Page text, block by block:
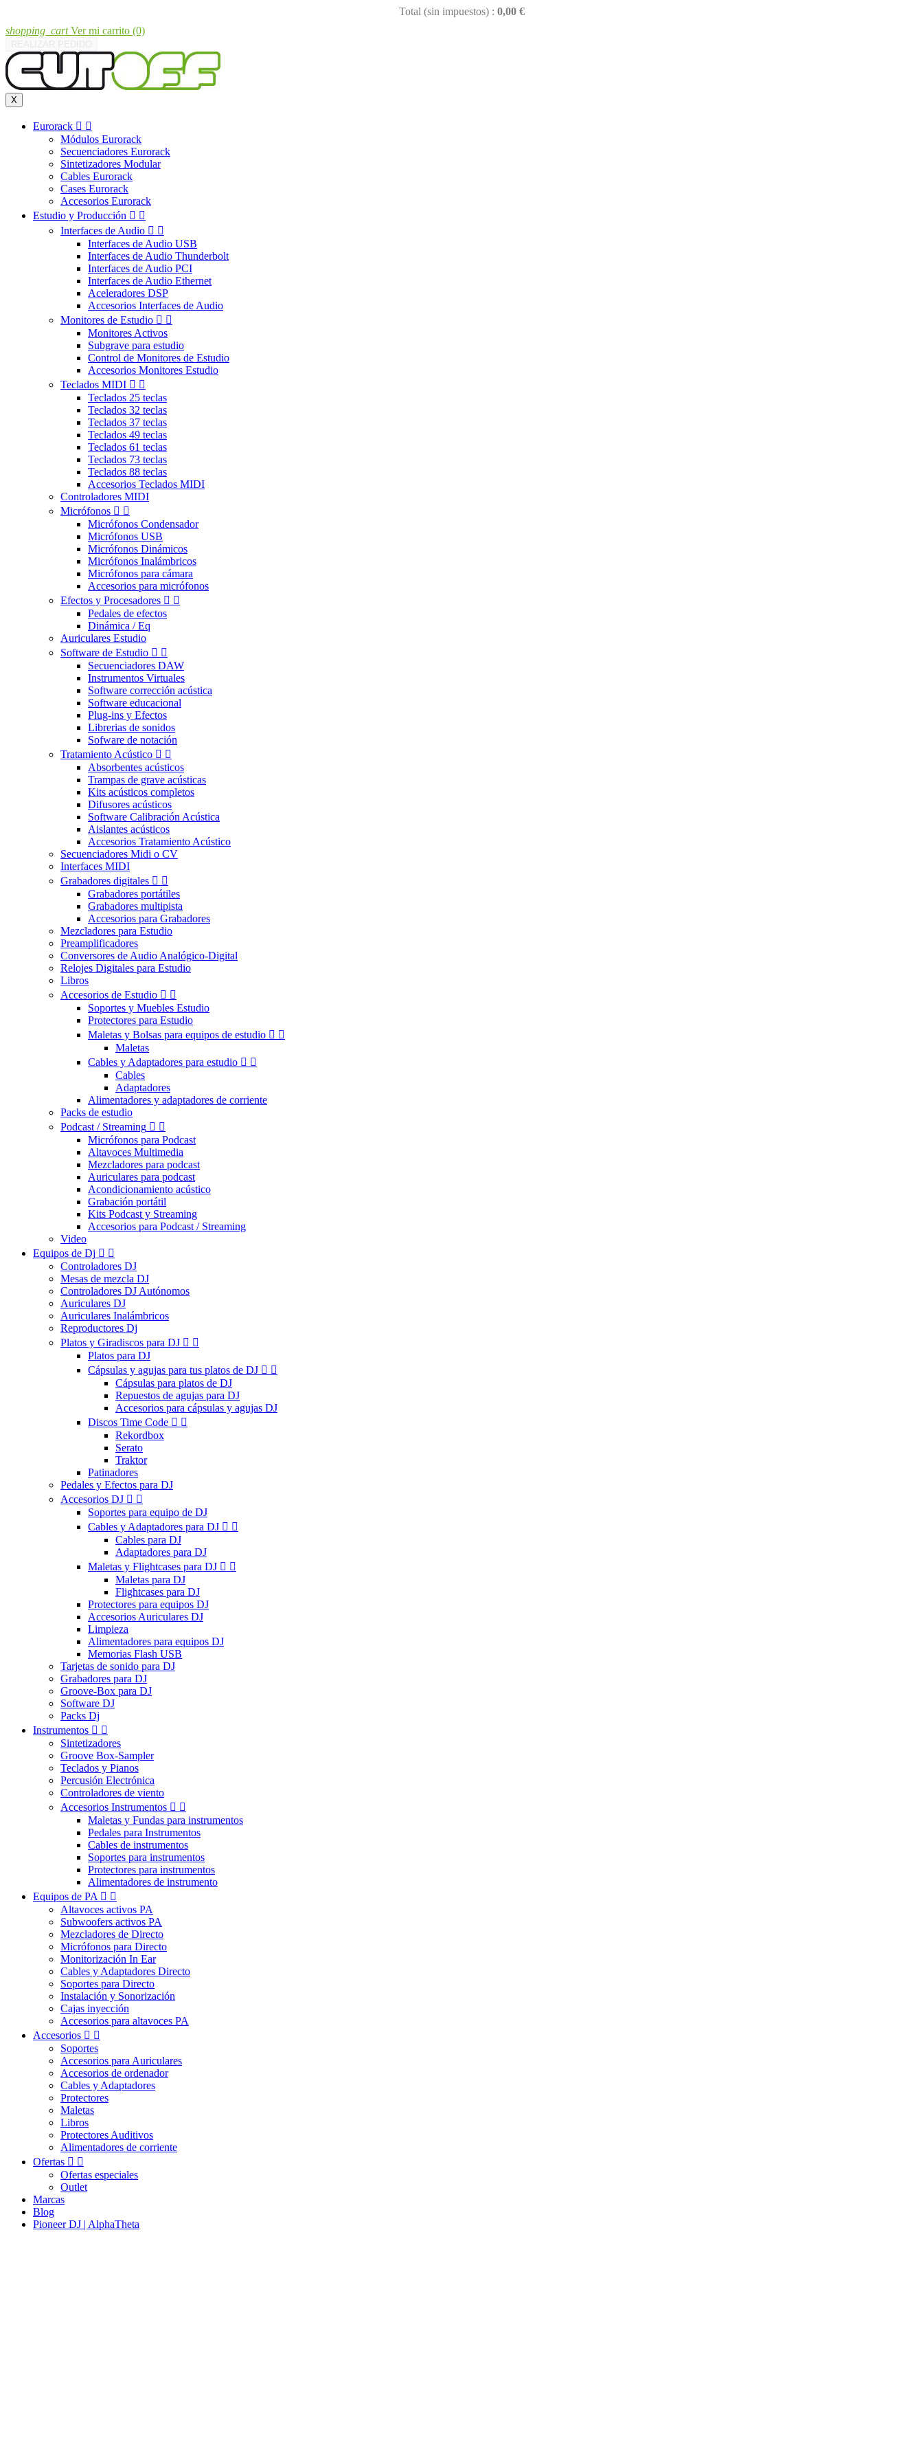
Total (sin impuestos) : 0,00 €
shopping_cart Ver mi carrito (0)
X
Eurorack  
Módulos Eurorack
Secuenciadores Eurorack
Sintetizadores Modular
Cables Eurorack
Cases Eurorack
Accesorios Eurorack
Estudio y Producción  
Interfaces de Audio  
Interfaces de Audio USB
Interfaces de Audio Thunderbolt
Interfaces de Audio PCI
Interfaces de Audio Ethernet
Aceleradores DSP
Accesorios Interfaces de Audio
Monitores de Estudio  
Monitores Activos
Subgrave para estudio
Control de Monitores de Estudio
Accesorios Monitores Estudio
Teclados MIDI  
Teclados 25 teclas
Teclados 32 teclas
Teclados 37 teclas
Teclados 49 teclas
Teclados 61 teclas
Teclados 73 teclas
Teclados 88 teclas
Accesorios Teclados MIDI
Controladores MIDI
Micrófonos  
Micrófonos Condensador
Micrófonos USB
Micrófonos Dinámicos
Micrófonos Inalámbricos
Micrófonos para cámara
Accesorios para micrófonos
Efectos y Procesadores  
Pedales de efectos
Dinámica / Eq
Auriculares Estudio
Software de Estudio  
Secuenciadores DAW
Instrumentos Virtuales
Software corrección acústica
Software educacional
Plug-ins y Efectos
Librerias de sonidos
Sofware de notación
Tratamiento Acústico  
Absorbentes acústicos
Trampas de grave acústicas
Kits acústicos completos
Difusores acústicos
Software Calibración Acústica
Aislantes acústicos
Accesorios Tratamiento Acústico
Secuenciadores Midi o CV
Interfaces MIDI
Grabadores digitales  
Grabadores portátiles
Grabadores multipista
Accesorios para Grabadores
Mezcladores para Estudio
Preamplificadores
Conversores de Audio Analógico-Digital
Relojes Digitales para Estudio
Libros
Accesorios de Estudio  
Soportes y Muebles Estudio
Protectores para Estudio
Maletas y Bolsas para equipos de estudio  
Maletas
Cables y Adaptadores para estudio  
Cables
Adaptadores
Alimentadores y adaptadores de corriente
Packs de estudio
Podcast / Streaming  
Micrófonos para Podcast
Altavoces Multimedia
Mezcladores para podcast
Auriculares para podcast
Acondicionamiento acústico
Grabación portátil
Kits Podcast y Streaming
Accesorios para Podcast / Streaming
Video
Equipos de Dj  
Controladores DJ
Mesas de mezcla DJ
Controladores DJ Autónomos
Auriculares DJ
Auriculares Inalámbricos
Reproductores Dj
Platos y Giradiscos para DJ  
Platos para DJ
Cápsulas y agujas para tus platos de DJ  
Cápsulas para platos de DJ
Repuestos de agujas para DJ
Accesorios para cápsulas y agujas DJ
Discos Time Code  
Rekordbox
Serato
Traktor
Patinadores
Pedales y Efectos para DJ
Accesorios DJ  
Soportes para equipo de DJ
Cables y Adaptadores para DJ  
Cables para DJ
Adaptadores para DJ
Maletas y Flightcases para DJ  
Maletas para DJ
Flightcases para DJ
Protectores para equipos DJ
Accesorios Auriculares DJ
Limpieza
Alimentadores para equipos DJ
Memorias Flash USB
Tarjetas de sonido para DJ
Grabadores para DJ
Groove-Box para DJ
Software DJ
Packs Dj
Instrumentos  
Sintetizadores
Groove Box-Sampler
Teclados y Pianos
Percusión Electrónica
Controladores de viento
Accesorios Instrumentos  
Maletas y Fundas para instrumentos
Pedales para Instrumentos
Cables de instrumentos
Soportes para instrumentos
Protectores para instrumentos
Alimentadores de instrumento
Equipos de PA  
Altavoces activos PA
Subwoofers activos PA
Mezcladores de Directo
Micrófonos para Directo
Monitorización In Ear
Cables y Adaptadores Directo
Soportes para Directo
Instalación y Sonorización
Cajas inyección
Accesorios para altavoces PA
Accesorios  
Soportes
Accesorios para Auriculares
Accesorios de ordenador
Cables y Adaptadores
Protectores
Maletas
Libros
Protectores Auditivos
Alimentadores de corriente
Ofertas  
Ofertas especiales
Outlet
Marcas
Blog
Pioneer DJ | AlphaTheta